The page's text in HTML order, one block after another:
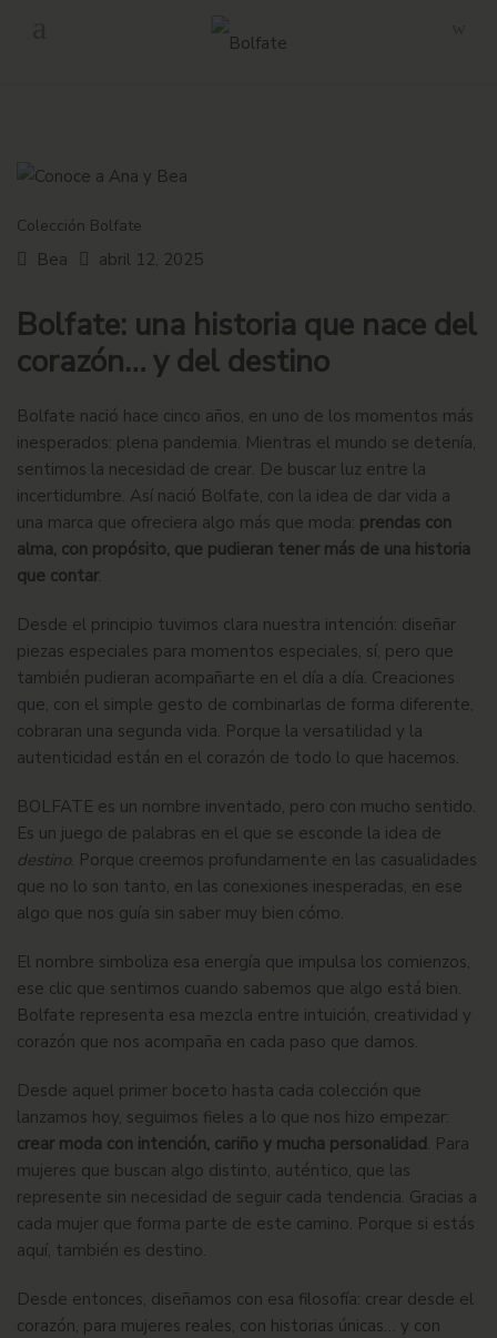
Envío gratuito en pedidos superiores a 160€ en Península.
Colección Bolfate
Bea abril 12, 2025
Bolfate: una historia que nace del
corazón… y del destino
Bolfate nació hace cinco años, en uno de los momentos más
inesperados: plena pandemia. Mientras el mundo se detenía,
sentimos la necesidad de crear. De buscar luz entre la
incertidumbre. Así nació Bolfate, con la idea de dar vida a
una marca que ofreciera algo más que moda: prendas con
alma, con propósito, que pudieran tener más de una historia
que contar.
Desde el principio tuvimos clara nuestra intención: diseñar
piezas especiales para momentos especiales, sí, pero que
también pudieran acompañarte en el día a día. Creaciones
que, con el simple gesto de combinarlas de forma diferente,
cobraran una segunda vida. Porque la versatilidad y la
autenticidad están en el corazón de todo lo que hacemos.
BOLFATE es un nombre inventado, pero con mucho sentido.
Es un juego de palabras en el que se esconde la idea de
destino. Porque creemos profundamente en las casualidades
que no lo son tanto, en las conexiones inesperadas, en ese
algo que nos guía sin saber muy bien cómo.
El nombre simboliza esa energía que impulsa los comienzos,
ese clic que sentimos cuando sabemos que algo está bien.
Bolfate representa esa mezcla entre intuición, creatividad y
corazón que nos acompaña en cada paso que damos.
Desde aquel primer boceto hasta cada colección que
lanzamos hoy, seguimos fieles a lo que nos hizo empezar:
crear moda con intención, cariño y mucha personalidad. Para
mujeres que buscan algo distinto, auténtico, que las
represente sin necesidad de seguir cada tendencia. Gracias a
cada mujer que forma parte de este camino. Porque si estás
aquí, también es destino.
Desde entonces, diseñamos con esa filosofía: crear desde el
corazón, para mujeres reales, con historias únicas… y con